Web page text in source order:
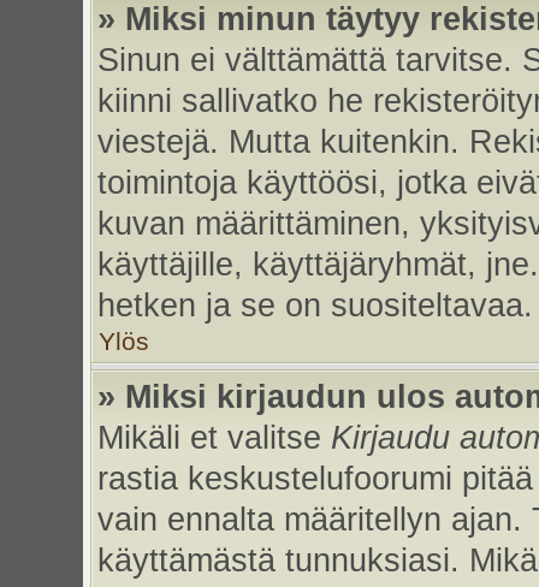
» Miksi minun täytyy
Sinun ei välttämättä tarvitse.
kiinni sallivatko he
viestejä. Mutta kuitenkin.
toimintoja käyttöösi, jotka
kuvan määrittäminen,
käyttäjille, käyttäjäryhmät,
hetken ja se on suositeltavaa.
Ylös
» Miksi kirjaudun ulos
Mikäli et valitse Kirjaudu
rastia keskustelufoorumi
vain ennalta määritellyn
käyttämästä tunnuksiasi.